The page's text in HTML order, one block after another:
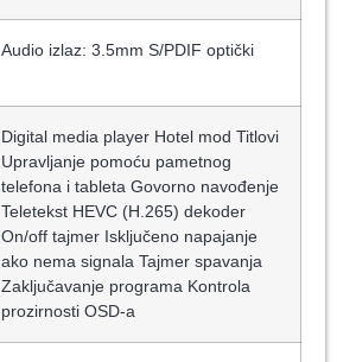
Audio izlaz: 3.5mm S/PDIF optički
Digital media player Hotel mod Titlovi
Upravljanje pomoću pametnog
telefona i tableta Govorno navođenje
Teletekst HEVC (H.265) dekoder
On/off tajmer Isključeno napajanje
ako nema signala Tajmer spavanja
Zaključavanje programa Kontrola
prozirnosti OSD-a